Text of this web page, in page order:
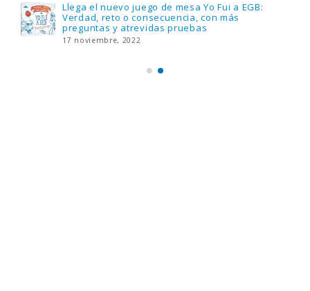
Llega el nuevo juego de mesa Yo Fui a EGB:
Verdad, reto o consecuencia, con más
preguntas y atrevidas pruebas
17 noviembre, 2022